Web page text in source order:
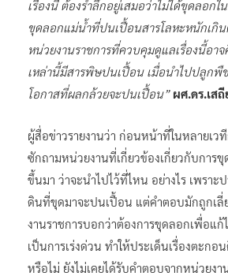
เรื่องนี้ ต้องรำลึกอยู่เสมอว่าไม่ได้ขุดลอก
ขุดลอกแม่น้ำที่ปนเปื้อนสารโลหะหนักเกิน
หน่วยงานราชการที่ควบคุมดูแลเรื่องนี้อา
เหล่านี้มีสารพิษปนเปื้อน เมื่อนำไปปลูกพื
โอกาสที่ผลกล้วยจะปนเปื้อน” ผศ.ดร.เส
ผู้สื่อข่าวรายงานว่า ก่อนหน้าที่ในหลายเว
ซักถามหน่วยงานที่เกี่ยวข้องเกี่ยวกับการ
ขึ้นมา ว่าจะนำไปไว้ที่ไหน อย่างไร เพราะ
ดินที่ขุดมาจะปนเปื้อน แต่คำตอบมักถูกเลี่
งานราชการบอกว่าต้องการขุดลอกเพื่อแ
เป็นการเร่งด่วน ทำให้ประเด็นเรื่องตะก
หรือไม่ ยังไม่เคยได้รับคำตอบจากหน่วยงา